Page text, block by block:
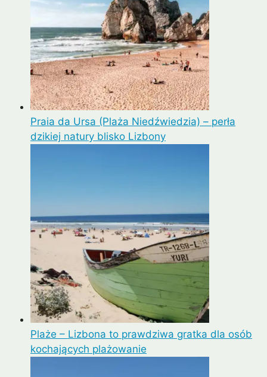
Praia da Ursa (Plaża Niedźwiedzia) – perła
dzikiej natury blisko Lizbony
Plaże – Lizbona to prawdziwa gratka dla osób
kochających plażowanie